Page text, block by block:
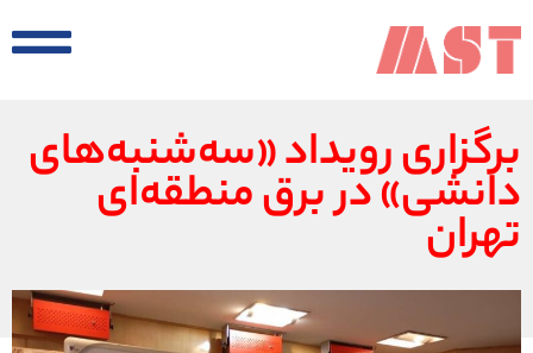
برگزاری رویداد «سه‌شنبه‌های
دانشی» در برق منطقه‌ای
تهران